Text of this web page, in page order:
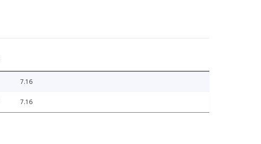
7.16
7.16